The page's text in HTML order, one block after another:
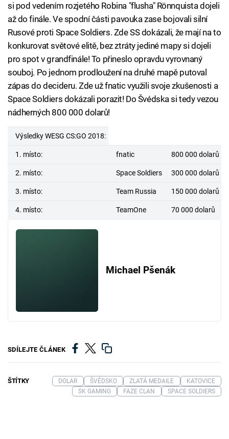
si pod vedením rozjetého Robina "flusha" Rönnquista dojeli
až do finále. Ve spodní části pavouka zase bojovali silní
Rusové proti Space Soldiers. Zde SS dokázali, že mají na to
konkurovat světové elitě, bez ztráty jediné mapy si dojeli
pro spot v grandfinále! To přineslo opravdu vyrovnaný
souboj. Po jednom prodloužení na druhé mapě putoval
zápas do decideru. Zde už fnatic využili svoje zkušenosti a
Space Soldiers dokázali porazit! Do Švédska si tedy vezou
nádherných 800 000 dolarů!
Výsledky WESG CS:GO 2018:
1. místo: fnatic 800 000 dolarů
2. místo: Space Soldiers 300 000 dolarů
3. místo: Team Russia 150 000 dolarů
4. místo: TeamOne 70 000 dolarů
Michael Pšenák
SDÍLEJTE ČLÁNEK
ŠTÍTKY DOLAR ŠVÉDSKO ZLATÁ MEDAILE
KATOVICE
SK GAMING
FAZE CLAN SPACE SOLDIERS